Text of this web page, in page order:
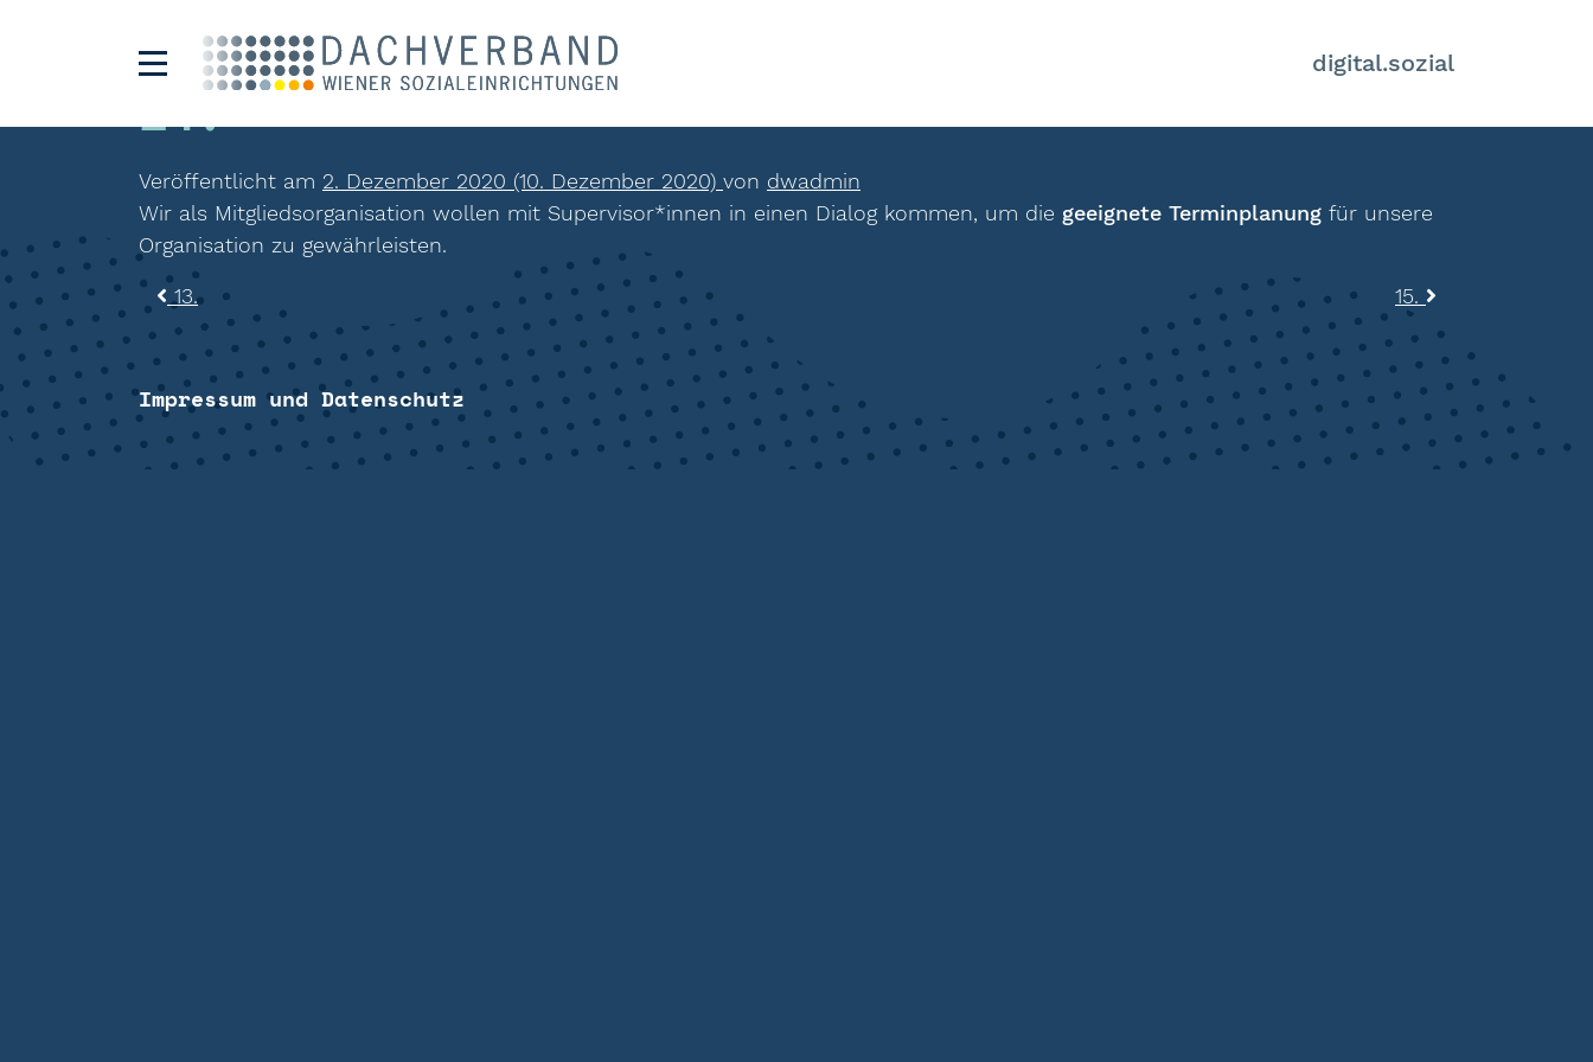
digital.sozial
14.
Veröffentlicht am 2. Dezember 2020 (10. Dezember 2020) von dwadmin
Wir als Mitgliedsorganisation wollen mit Supervisor*innen in einen Dialog kommen, um die geeignete Terminplanung für unsere
Organisation zu gewährleisten.
Beitragsnavigation
13. 15.
Impressum und Datenschutz